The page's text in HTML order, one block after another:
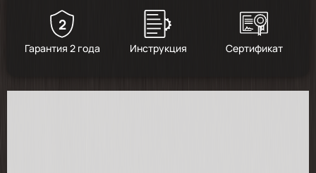
духовых шкафов
Для смены ПО необходимо проделать следующие
шаги:
и подключить к ней духовой шкаф
2
Гарантия 2 года Инструкция Сертификат